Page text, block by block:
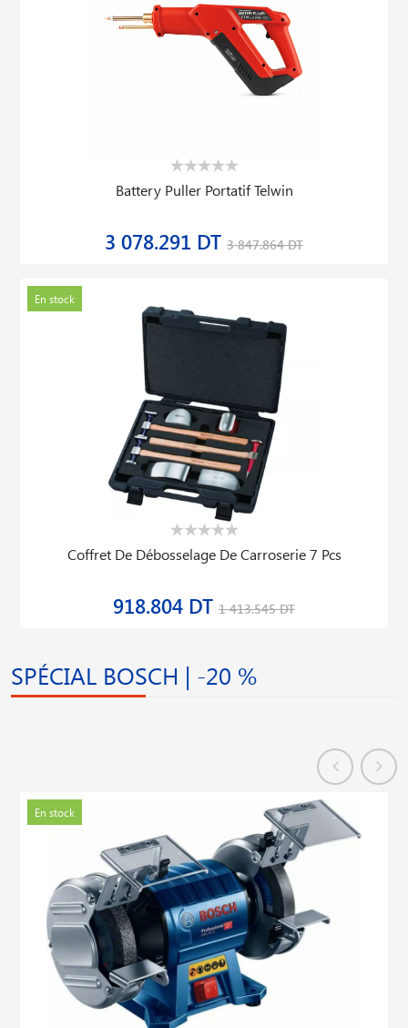
Battery Puller Portatif Telwin
3 078.291 DT 3 847.864 DT
En stock
Coffret De Débosselage De Carroserie 7 Pcs
918.804 DT 1 413.545 DT
SPÉCIAL BOSCH | -20 %
En stock